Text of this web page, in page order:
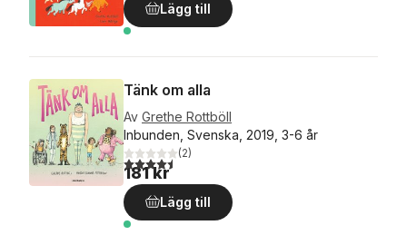
Lägg till
Tänk om alla
Av Grethe Rottböll
Inbunden, Svenska, 2019, 3-6 år
4,5utav 5 stjärnor. Totalt antal röster:
(2)
181 kr
Lägg till